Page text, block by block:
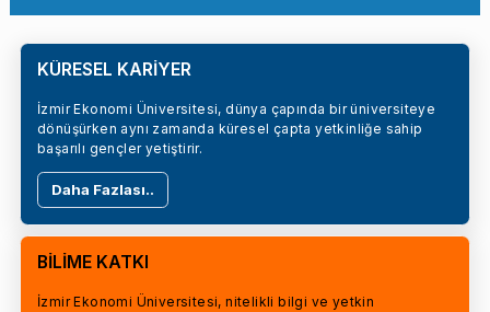
KÜRESEL KARİYER
İzmir Ekonomi Üniversitesi, dünya çapında bir üniversiteye
dönüşürken aynı zamanda küresel çapta yetkinliğe sahip
başarılı gençler yetiştirir.
Daha Fazlası..
BİLİME KATKI
İzmir Ekonomi Üniversitesi, nitelikli bilgi ve yetkin